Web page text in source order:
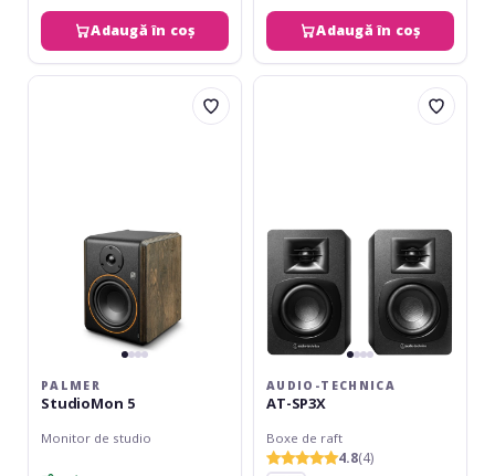
Adaugă în coș Adaugă în coș
Palmer
PALMER
StudioMon 5
Monitor de studio
Audio-
AUDIO-TECHNICA
AT-SP3X
Boxe de raft
4.8(4)